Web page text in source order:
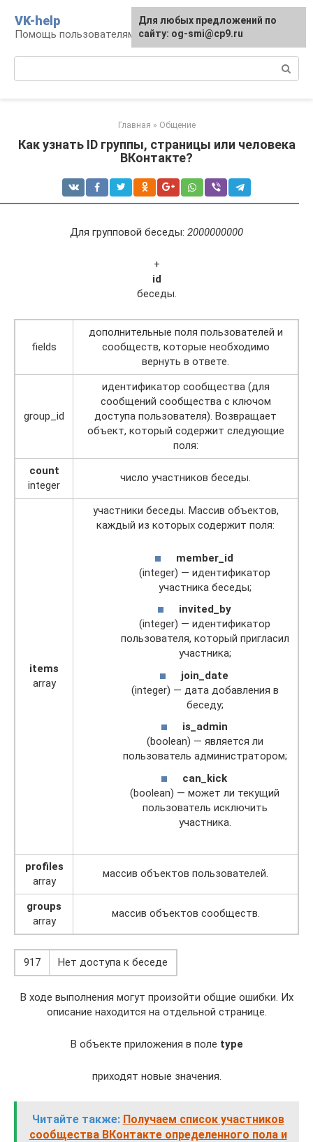
контенту
VK-help
Помощь пользователям соцсети ВКонтакте
Главная » Общение
Как узнать ID группы, страницы или человека
ВКонтакте?
Для групповой беседы: 2000000000
+
id
беседы.
fields
дополнительные поля пользователей и
сообществ, которые необходимо
вернуть в ответе.
group_id
идентификатор сообщества (для
сообщений сообщества с ключом
доступа пользователя). Возвращает
объект, который содержит следующие
поля:
count
integer
число участников беседы.
items
array
участники беседы. Массив объектов,
каждый из которых содержит поля:
member_id
(integer) — идентификатор
участника беседы;
invited_by
(integer) — идентификатор
пользователя, который пригласил
участника;
join_date
(integer) — дата добавления в
беседу;
is_admin
(boolean) — является ли
пользователь администратором;
can_kick
(boolean) — может ли текущий
пользователь исключить
участника.
profiles
array
массив объектов пользователей.
groups
array
массив объектов сообществ.
917 Нет доступа к беседе
В ходе выполнения могут произойти общие ошибки. Их
описание находится на отдельной странице.
В объекте приложения в поле type
приходят новые значения.
Читайте также: Получаем список участников
сообщества ВКонтакте определенного пола и
Для любых предложений по
сайту: og-smi@cp9.ru